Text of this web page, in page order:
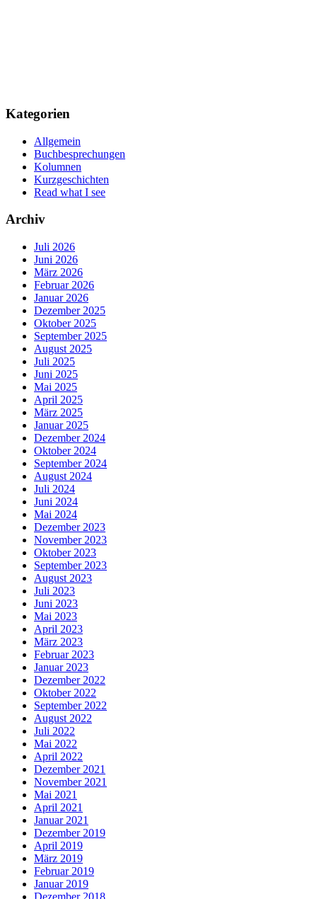
Kategorien
Allgemein
Buchbesprechungen
Kolumnen
Kurzgeschichten
Read what I see
Archiv
Juli 2026
Juni 2026
März 2026
Februar 2026
Januar 2026
Dezember 2025
Oktober 2025
September 2025
August 2025
Juli 2025
Juni 2025
Mai 2025
April 2025
März 2025
Januar 2025
Dezember 2024
Oktober 2024
September 2024
August 2024
Juli 2024
Juni 2024
Mai 2024
Dezember 2023
November 2023
Oktober 2023
September 2023
August 2023
Juli 2023
Juni 2023
Mai 2023
April 2023
März 2023
Februar 2023
Januar 2023
Dezember 2022
Oktober 2022
September 2022
August 2022
Juli 2022
Mai 2022
April 2022
Dezember 2021
November 2021
Mai 2021
April 2021
Januar 2021
Dezember 2019
April 2019
März 2019
Februar 2019
Januar 2019